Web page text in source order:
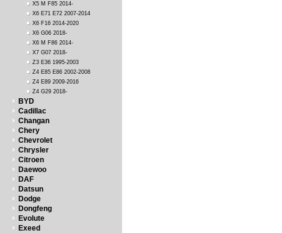
X5 M F85 2014-
X6 E71 E72 2007-2014
X6 F16 2014-2020
X6 G06 2018-
X6 M F86 2014-
X7 G07 2018-
Z3 E36 1995-2003
Z4 E85 E86 2002-2008
Z4 E89 2009-2016
Z4 G29 2018-
BYD
Cadillac
Changan
Chery
Chevrolet
Chrysler
Citroen
Daewoo
DAF
Datsun
Dodge
Dongfeng
Evolute
Exeed